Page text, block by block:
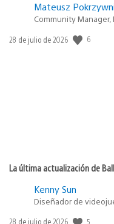
Mateusz
Community
Fecha
28 de julio de 2026 6
La última actualización de
Kenny Sun
Diseñador de
Fecha
28 de julio de 2026 5